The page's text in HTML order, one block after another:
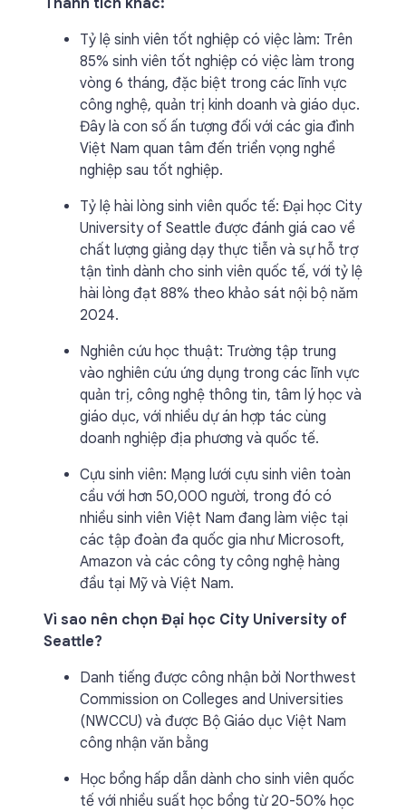
Thành tích khác:
Tỷ lệ sinh viên tốt nghiệp có việc làm: Trên
85% sinh viên tốt nghiệp có việc làm trong
vòng 6 tháng, đặc biệt trong các lĩnh vực
công nghệ, quản trị kinh doanh và giáo dục.
Đây là con số ấn tượng đối với các gia đình
Việt Nam quan tâm đến triển vọng nghề
nghiệp sau tốt nghiệp.
Tỷ lệ hài lòng sinh viên quốc tế: Đại học City
University of Seattle được đánh giá cao về
chất lượng giảng dạy thực tiễn và sự hỗ trợ
tận tình dành cho sinh viên quốc tế, với tỷ lệ
hài lòng đạt 88% theo khảo sát nội bộ năm
2024.
Nghiên cứu học thuật: Trường tập trung
vào nghiên cứu ứng dụng trong các lĩnh vực
quản trị, công nghệ thông tin, tâm lý học và
giáo dục, với nhiều dự án hợp tác cùng
doanh nghiệp địa phương và quốc tế.
Cựu sinh viên: Mạng lưới cựu sinh viên toàn
cầu với hơn 50,000 người, trong đó có
nhiều sinh viên Việt Nam đang làm việc tại
các tập đoàn đa quốc gia như Microsoft,
Amazon và các công ty công nghệ hàng
đầu tại Mỹ và Việt Nam.
Vì sao nên chọn Đại học City University of
Seattle?
Danh tiếng được công nhận bởi Northwest
Commission on Colleges and Universities
(NWCCU) và được Bộ Giáo dục Việt Nam
công nhận văn bằng
Học bổng hấp dẫn dành cho sinh viên quốc
tế với nhiều suất học bổng từ 20-50% học